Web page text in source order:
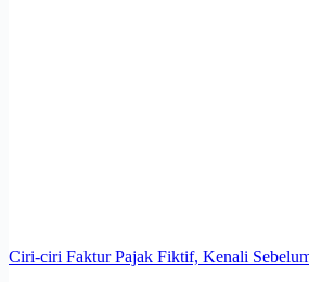
Ciri-ciri Faktur Pajak Fiktif, Kenali